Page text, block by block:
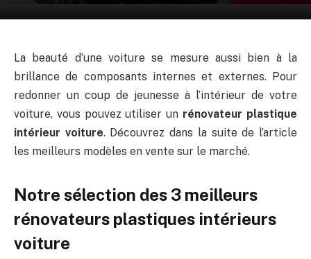
La beauté d’une voiture se mesure aussi bien à la
brillance de composants internes et externes. Pour
redonner un coup de jeunesse à l’intérieur de votre
voiture, vous pouvez utiliser un rénovateur plastique
intérieur voiture. Découvrez dans la suite de l’article
les meilleurs modèles en vente sur le marché.
Notre sélection des 3 meilleurs
rénovateurs plastiques intérieurs
voiture